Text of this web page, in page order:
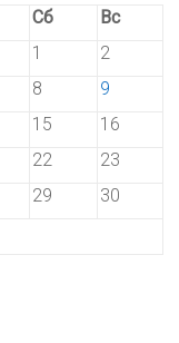
Сб
Вс
1
2
8
9
15
16
22
23
29
30